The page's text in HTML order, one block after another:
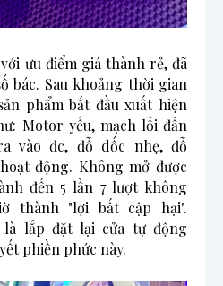
ưu điểm giá thành rẻ, đã
bác. Sau khoảng thời gian
phẩm bắt đầu xuất hiện
Motor yếu, mạch lỗi đẫn
vào đc, đỗ dốc nhẹ, đỗ
động. Không mở được
đến 5 lần 7 lượt không
thành "lợi bất cập hại".
lắp đặt lại cửa tự động
phiền phức này.